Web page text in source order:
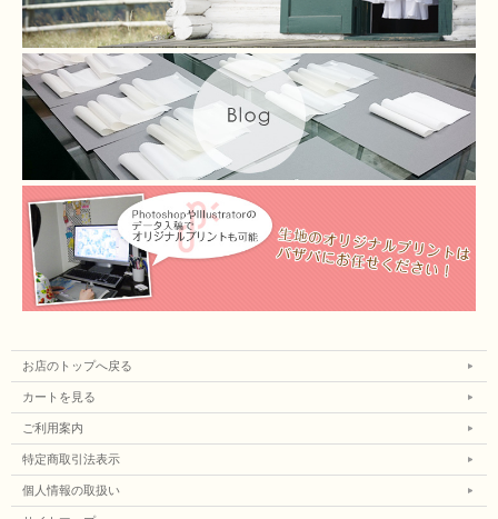
お店のトップへ戻る
カートを見る
ご利用案内
特定商取引法表示
個人情報の取扱い